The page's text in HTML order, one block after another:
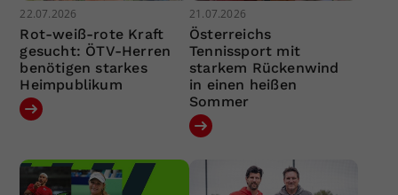
22.07.2026
Rot-weiß-rote Kraft
gesucht: ÖTV-Herren
benötigen starkes
Heimpublikum
21.07.2026
Österreichs
Tennissport mit
starkem Rückenwind
in einen heißen
Sommer